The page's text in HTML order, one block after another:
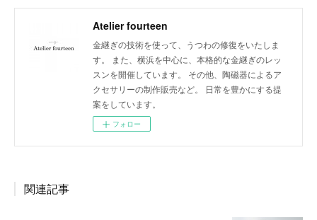
Atelier fourteen
金継ぎの技術を使って、うつわの修復をいたしま
す。 また、横浜を中心に、本格的な金継ぎのレッ
スンを開催しています。 その他、陶磁器によるア
クセサリーの制作販売など。 日常を豊かにする提
案をしています。
フォロー
関連記事